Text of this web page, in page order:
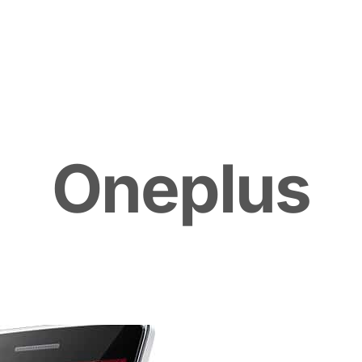
Oneplus